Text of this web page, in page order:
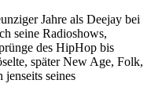
Jahre als Deejay bei
seine Radioshows,
des HipHop bis
später New Age, Folk,
seines